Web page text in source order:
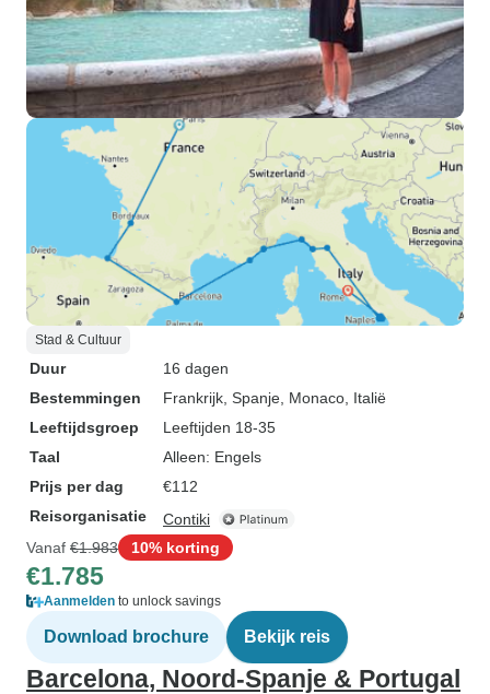
Stad & Cultuur
Duur
16 dagen
Bestemmingen
Frankrijk , Spanje , Monaco , Italië
Leeftijdsgroep
Leeftijden 18-35
Taal
Alleen: Engels
Prijs per dag
€112
Reisorganisatie
Contiki
Vanaf €1.983 10% korting
€1.785
Aanmelden to unlock savings
Download brochure Bekijk reis
Barcelona, Noord-Spanje & Portugal